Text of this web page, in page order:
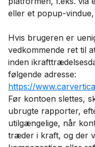
eller et popup-
Hvis brugeren er
vedkommende ret til
inden
følgende adresse:
https://
Før kontoen slettes,
ubrugte rapporter,
utilgængelige, når
træder i kraft, og der